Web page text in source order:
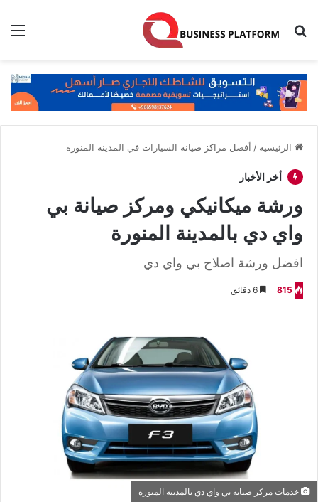
بحث عن
الرئيسية / أفضل مراكز صيانة السيارات في المدينة المنورة
أخر الأخبار
ورشة ميكانيكي ومركز صيانة بي
واي دي بالمدينة المنورة
افضل ورشة اصلاح بي واي دي
815
خدمات مركز صيانة بي واي دي بالمدينة المنورة